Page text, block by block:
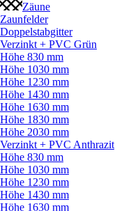
Zäune
Zaunfelder
Doppelstabgitter
Verzinkt + PVC Grün
Höhe 830 mm
Höhe 1030 mm
Höhe 1230 mm
Höhe 1430 mm
Höhe 1630 mm
Höhe 1830 mm
Höhe 2030 mm
Verzinkt + PVC Anthrazit
Höhe 830 mm
Höhe 1030 mm
Höhe 1230 mm
Höhe 1430 mm
Höhe 1630 mm